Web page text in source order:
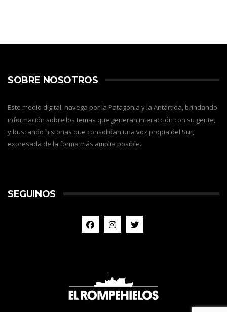
SOBRE NOSOTROS
Este medio digital, navega por la Patagonia y la Antártida, brindando
información sobre los temas que generan interacción con su gente,
y buscando historias que consolidan una voz propia del Sur,
expresada de la forma más amplia posible.
SEGUINOS